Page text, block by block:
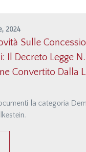
2024
Sulle
Il Decreto Legge N.
Convertito Dalla
la categoria